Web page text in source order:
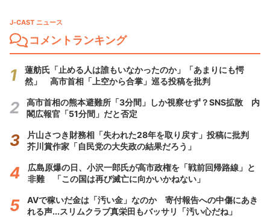
J-CAST ニュース
コメントランキング
蓮舫氏「止める人は誰もいなかったのか」「あまりにも愕
然」 高市首相「上空から合掌」巡る投稿を批判
高市首相の熊本避難所「3分間」しか視察せず？SNS拡散 内
閣広報官「51分間」だと否定
片山さつき財務相「失われた28年を取り戻す」投稿に批判
芥川賞作家「自民党の大失政の結果だろう」
広島原爆の日、小沢一郎氏が高市政権を「戦前回帰路線」と
非難 「この国は再び滅亡に向かいかねない」
AVで稼いだ金は「汚い金」なのか 寄付報告への中傷にあき
れる声...スリムクラブ真栄田もバッサリ「汚い心だね」